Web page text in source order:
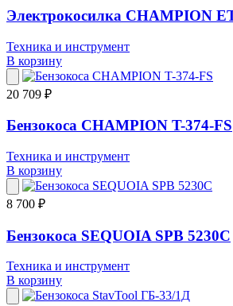
Электрокосилка CHAMPION
Техника и инструмент
В корзину
20 709 ₽
Бензокоса CHAMPION T-374-FS
Техника и инструмент
В корзину
8 700 ₽
Бензокоса SEQUOIA SPB 5230C
Техника и инструмент
В корзину